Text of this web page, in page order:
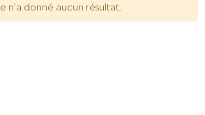
n’a donné aucun résultat.